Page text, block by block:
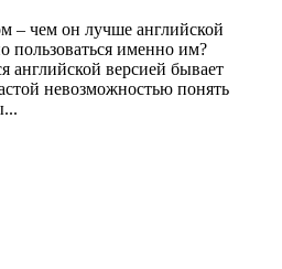
– чем он лучше английской
пользоваться именно им?
английской версией бывает
невозможностью понять